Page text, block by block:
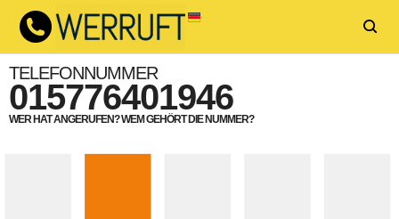
TELEFONNUMMER
015776401946
WER HAT ANGERUFEN? WEM GEHÖRT DIE NUMMER?